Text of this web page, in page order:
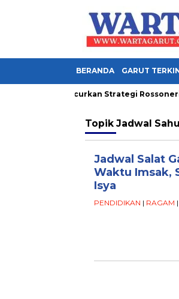
BERANDA GARUT
Gol yang Hancurkan Strategi Rossoneri
Topik Jadwal
Jadwal Salat
Waktu Imsak,
Isya
PENDIDIKAN | RAGAM